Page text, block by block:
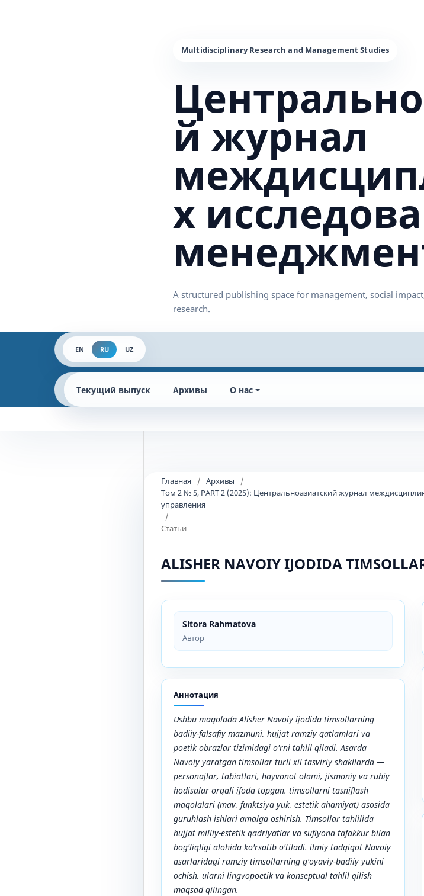
й журнал
х
EN RU UZ
Текущий выпуск Архивы О нас
Главная / Архивы
/
Том 2 № 5, PART 2 (2025): Центральноазиатский журнал
управления
/
Статьи
ALISHER NAVOIY IJODIDA
Sitora Rahmatova
Автор
Аннотация
Ushbu maqolada Alisher Navoiy ijodida timsollarning
badiiy-falsafiy mazmuni, hujjat ramziy qatlamlari va
poetik obrazlar tizimidagi o'rni tahlil qiladi. Asarda
Navoiy yaratgan timsollar turli xil tasviriy shakllarda —
personajlar, tabiatlari, hayvonot olami, jismoniy va ruhiy
hodisalar orqali ifoda topgan. timsollarni tasniflash
maqolalari (mav, funktsiya yuk, estetik ahamiyat) asosida
guruhlash ishlari amalga oshirish. Timsollar tahlilida
hujjat milliy-estetik qadriyatlar va sufiyona tafakkur bilan
bog'liqligi alohida ko'rsatib o'tiladi. ilmiy tadqiqot Navoiy
asarlaridagi ramziy timsollarning g'oyaviy-badiiy yukini
ochish, ularni lingvopoetik va konseptual tahlil qilish
maqsad qilingan.